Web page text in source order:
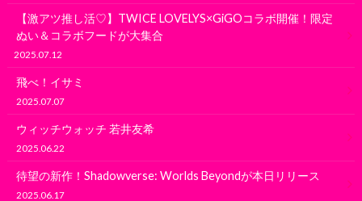
【激アツ推し活♡】TWICE LOVELYS×GiGOコラボ開催！限定
ぬい＆コラボフードが大集合
2025.07.12
飛べ！イサミ
2025.07.07
ウィッチウォッチ 若井友希
2025.06.22
待望の新作！Shadowverse: Worlds Beyondが本日リリース
2025.06.17